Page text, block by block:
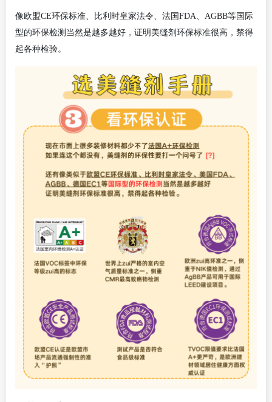
像欧盟CE环保标准、比利时皇家法令、法国FDA、AGBB等国际
型的环保检测当然是越多越好，证明美缝剂环保标准很高，禁得
起各种检验。